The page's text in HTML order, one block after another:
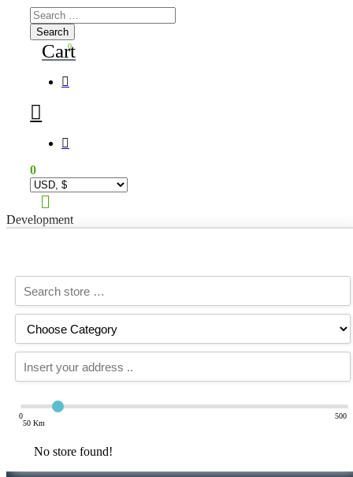
Search
for:
0
Cart
0
Main
Menu
Development
0
50 Km
500
No store found!